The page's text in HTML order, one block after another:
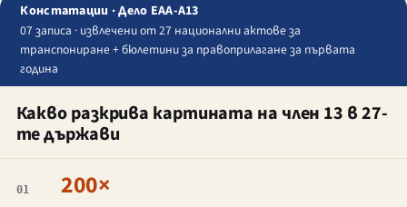
Констатации · Дело EAA-A13
07 записа · извлечени от 27 национални актове за
транспониране + бюлетини за правоприлагане за първата
година
Какво разкрива картината на член 13 в 27-
те държави
01 200×